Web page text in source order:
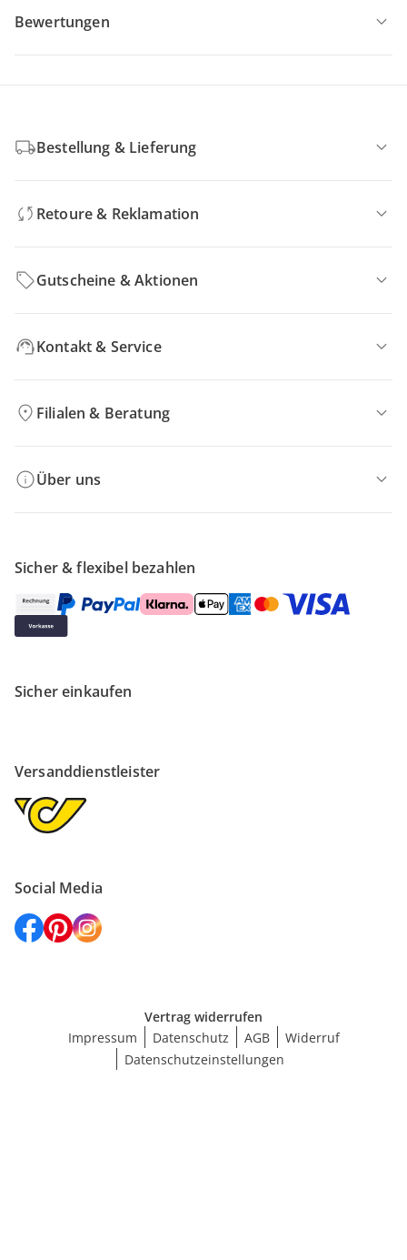
Bewertungen
Bestellung & Lieferung
Retoure & Reklamation
Gutscheine & Aktionen
Kontakt & Service
Filialen & Beratung
Über uns
Sicher & flexibel bezahlen
Sicher einkaufen
Versanddienstleister
Social Media
Vertrag widerrufen
Impressum
Datenschutz AGB
Widerruf
Datenschutzeinstellungen